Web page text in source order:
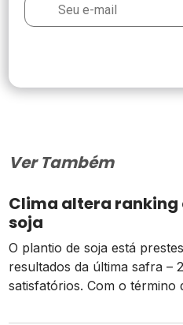
Ver Também
Clima altera ranking
soja
O plantio de soja está
resultados da última safra –
satisfatórios. Com o término